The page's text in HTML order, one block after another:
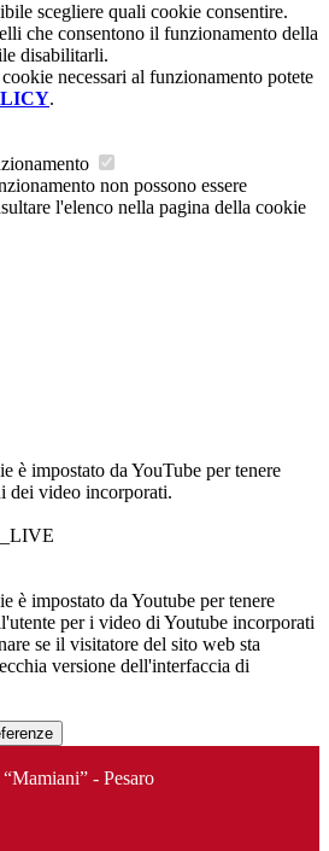
scegliere quali cookie consentire.
che consentono il funzionamento della
disabilitarli.
necessari al funzionamento potete
.
non possono essere
l'elenco nella pagina della cookie
è impostato da YouTube per tenere
dei video incorporati.
è impostato da Youtube per tenere
per i video di Youtube incorporati
se il visitatore del sito web sta
versione dell'interfaccia di
- Pesaro